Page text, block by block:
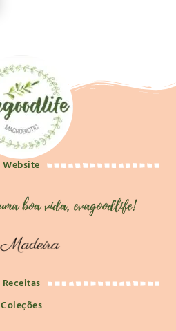
Website
Receitas
Coleções